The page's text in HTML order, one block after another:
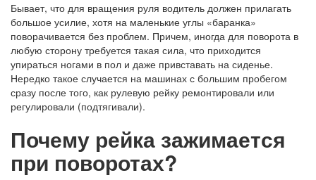
Бывает, что для вращения руля водитель должен прилагать
большое усилие, хотя на маленькие углы «баранка»
поворачивается без проблем. Причем, иногда для поворота в
любую сторону требуется такая сила, что приходится
упираться ногами в пол и даже привставать на сиденье.
Нередко такое случается на машинах с большим пробегом
сразу после того, как рулевую рейку ремонтировали или
регулировали (подтягивали).
Почему рейка зажимается
при поворотах?